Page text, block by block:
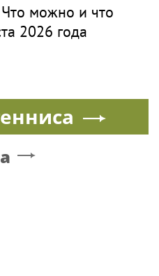
можно и что
2026 года